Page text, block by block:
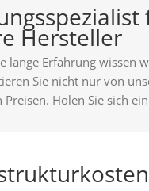
Hersteller
lange Erfahrung wissen
Sie nicht nur von
Preisen. Holen Sie sich